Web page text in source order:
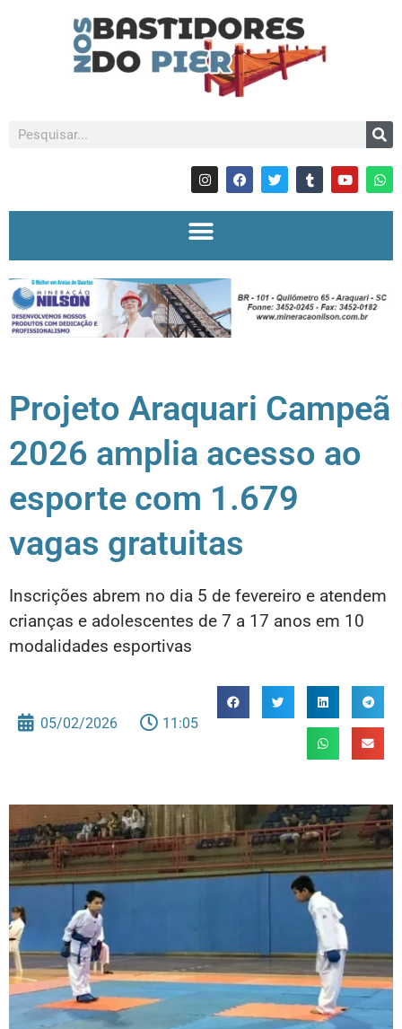
Projeto Araquari Campeã
2026 amplia acesso ao
esporte com 1.679
vagas gratuitas
Inscrições abrem no dia 5 de fevereiro e atendem
crianças e adolescentes de 7 a 17 anos em 10
modalidades esportivas
05/02/2026 11:05